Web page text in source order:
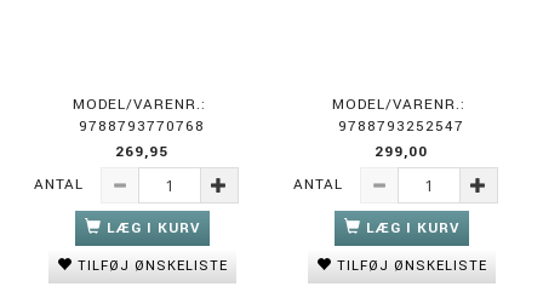
MODEL/VARENR.:
9788793770768
269,95
ANTAL
LÆG I KURV
TILFØJ ØNSKELISTE
MODEL/VARENR.:
9788793252547
299,00
ANTAL
LÆG I KURV
TILFØJ ØNSKELISTE